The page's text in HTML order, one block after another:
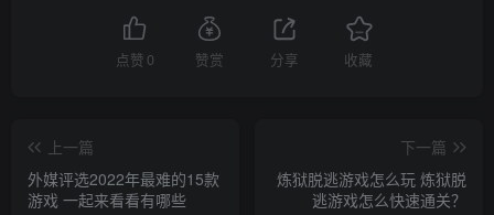
点赞 0 赞赏 分享 收藏
上一篇
外媒评选2022年最难的15款
游戏 一起来看看有哪些
下一篇
炼狱脱逃游戏怎么玩 炼狱脱
逃游戏怎么快速通关？